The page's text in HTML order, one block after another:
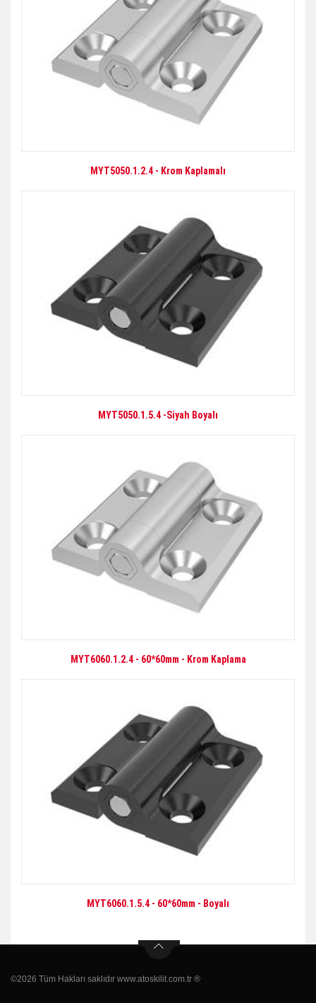
MYT5050.1.2.4 - Krom Kaplamalı
MYT5050.1.5.4 -Siyah Boyalı
MYT6060.1.2.4 - 60*60mm - Krom Kaplama
MYT6060.1.5.4 - 60*60mm - Boyalı
©2026 Tüm Hakları saklıdır www.atoskilit.com.tr ®